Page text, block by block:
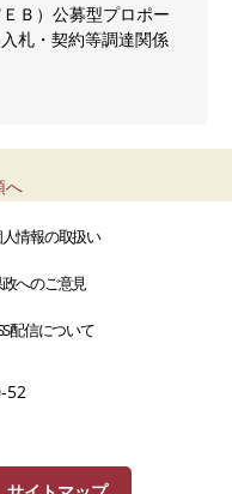
Ｂ）公募型プロポー
札・契約等調達関係
へ
情報の取扱い
へのご意見
配信について
52